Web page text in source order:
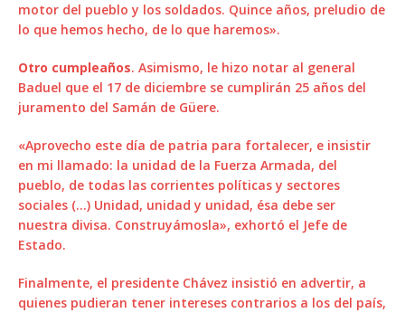
motor del pueblo y los soldados. Quince años, preludio de
lo que hemos hecho, de lo que haremos».
Otro cumpleaños. Asimismo, le hizo notar al general
Baduel que el 17 de diciembre se cumplirán 25 años del
juramento del Samán de Güere.
«Aprovecho este día de patria para fortalecer, e insistir
en mi llamado: la unidad de la Fuerza Armada, del
pueblo, de todas las corrientes políticas y sectores
sociales (…) Unidad, unidad y unidad, ésa debe ser
nuestra divisa. Construyámosla», exhortó el Jefe de
Estado.
Finalmente, el presidente Chávez insistió en advertir, a
quienes pudieran tener intereses contrarios a los del país,